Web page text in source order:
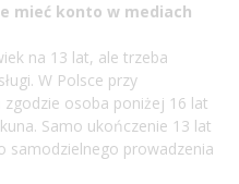
mieć konto w mediach
na 13 lat, ale trzeba
W Polsce przy
osoba poniżej 16 lat
Samo ukończenie 13 lat
samodzielnego prowadzenia